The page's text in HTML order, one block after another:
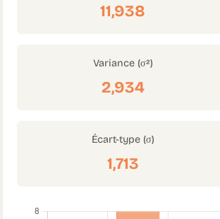
11,938
Variance (σ²)
2,934
Écart-type (σ)
1,713